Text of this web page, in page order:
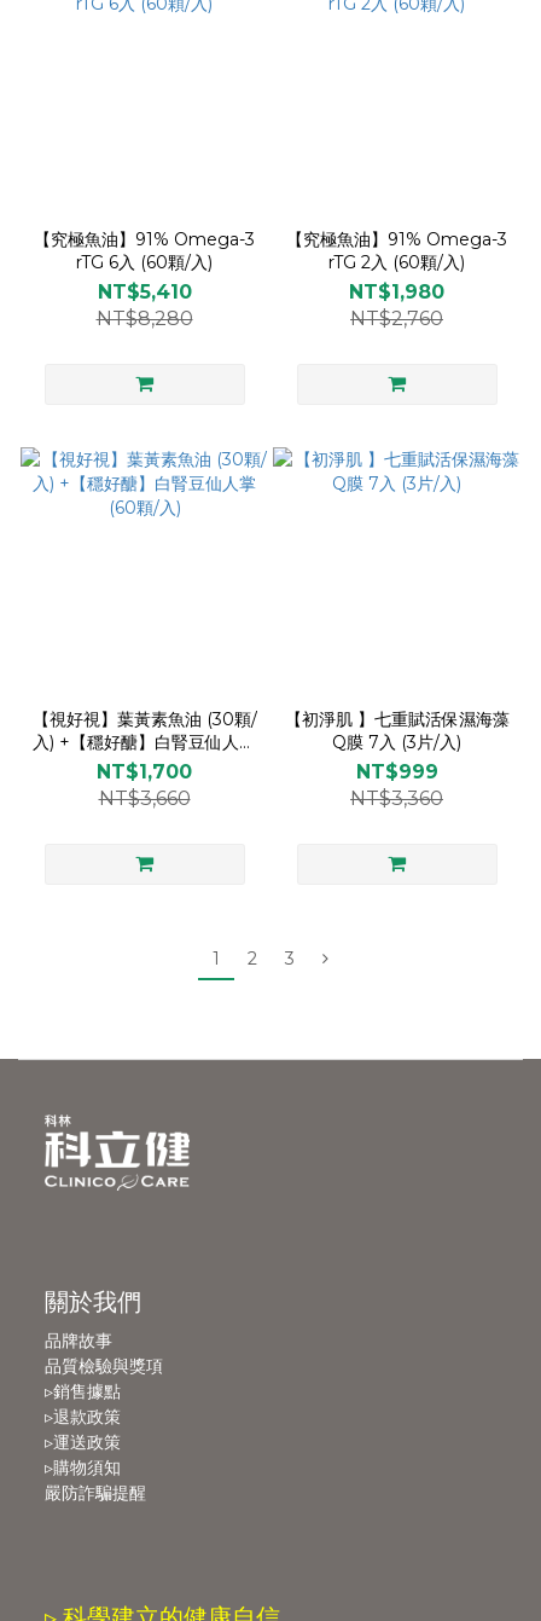
【究極魚油】91% Omega-3
rTG 6入 (60顆/入)
NT$5,410
NT$8,280
【究極魚油】91% Omega-3
rTG 2入 (60顆/入)
NT$1,980
NT$2,760
【視好視】葉黃素魚油 (30顆/
入) +【穩好醣】白腎豆仙人掌
(60顆/入)
NT$1,700
NT$3,660
【初淨肌 】七重賦活保濕海藻
Q膜 7入 (3片/入)
NT$999
NT$3,360
1 2 3
關於我們
品牌故事
品質檢驗與獎項
▹銷售據點
▹退款政策
▹運送政策
▹購物須知
嚴防詐騙提醒